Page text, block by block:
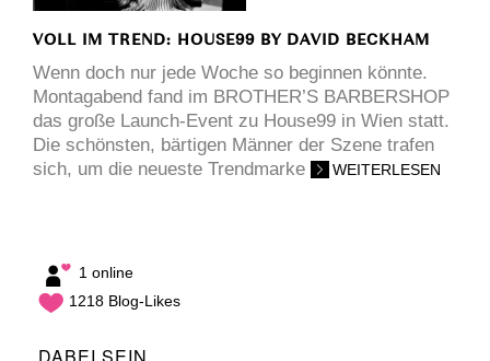
VOLL IM TREND: HOUSE99 BY DAVID BECKHAM
Wenn doch nur jede Woche so beginnen könnte.
Montagabend fand im BROTHER’S BARBERSHOP
das große Launch-Event zu House99 in Wien statt.
Die schönsten, bärtigen Männer der Szene trafen
sich, um die neueste Trendmarke
WEITERLESEN
1 online
1218 Blog-Likes
DABEI SEIN